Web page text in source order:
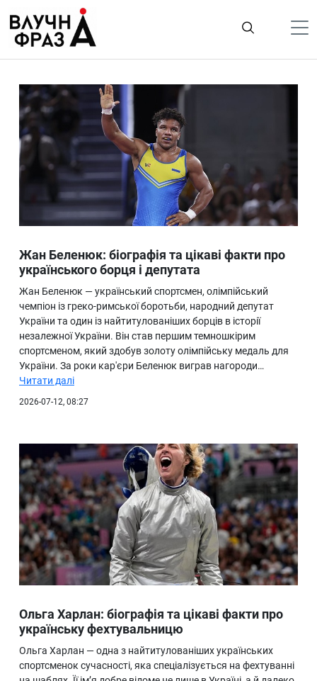
содержимому
Гроші
Життя
Лайфстайл
ТехноНаука
Людина
Ukraine
Про нас
Жан Беленюк: біографія та цікаві факти про
українського борця і депутата
Жан Беленюк — український спортсмен, олімпійський
чемпіон із греко-римської боротьби, народний депутат
України та один із найтитулованіших борців в історії
незалежної України. Він став першим темношкірим
спортсменом, який здобув золоту олімпійську медаль для
України. За роки кар'єри Беленюк виграв нагороди…
Читати далі
2026-07-12, 08:27
Ольга Харлан: біографія та цікаві факти про
українську фехтувальницю
Ольга Харлан — одна з найтитулованіших українських
спортсменок сучасності, яка спеціалізується на фехтуванні